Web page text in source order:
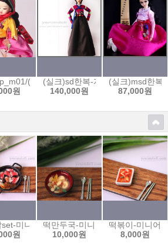
리set/ usd2g-sy03
(합성)노랑당의와 핑크치마
원
(실크)sd한복-자주빛 색동저고리
140,000원
(실크)msd한복
87,000원
set-미니어쳐 음식
원
떡만두국-미니어쳐 음식
10,000원
떡볶이-미니어
8,000원